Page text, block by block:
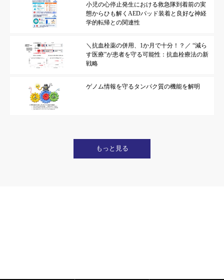
PLOS ONEの報道解禁に関するガイドライン：http://
小児の心停止発生における救急隊到着前の実
態からひも解くAEDパッド装着と良好な神経
学的転帰との関連性
＼抗血栓薬の併用、1か月で十分！？／ “減ら
す医療”が患者を守る可能性：抗血栓療法の新
戦略
ゲノム情報を守るタンパク質の機能を解明
もっと見る